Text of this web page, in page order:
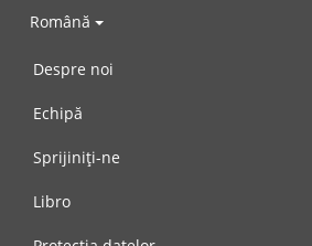
Română
Despre noi
Echipă
Sprijiniți-ne
Libro